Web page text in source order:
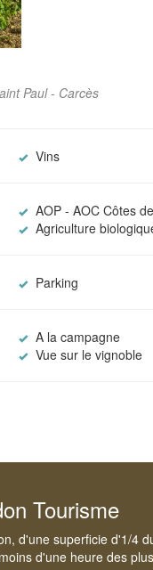
Paul - Carcès
Vins
AOP - AOC Côtes
Agriculture
Parking
A la campagne
Vue sur le vignoble
Tourisme
d'une superficie d'1/4
d'une heure des